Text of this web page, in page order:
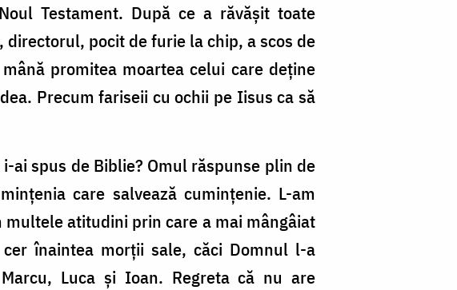
Testament. După ce a răvășit toate
pocit de furie la chip, a scos de
promitea moartea celui care deține
Precum fariseii cu ochii pe Iisus ca să
ai spus de Biblie? Omul răspunse plin de
care salvează cumințenie. L-am
atitudini prin care a mai mângâiat
înaintea morții sale, căci Domnul l-a
Luca și Ioan. Regreta că nu are